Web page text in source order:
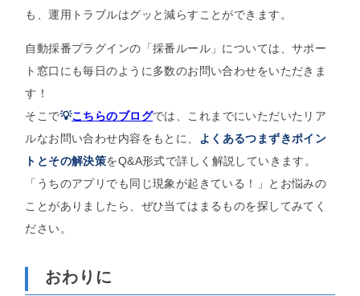
も、運用トラブルはグッと減らすことができます。
自動採番プラグインの「採番ルール」については、サポー
ト窓口にも毎日のように多数のお問い合わせをいただきま
す！
そこで💡こちらのブログでは、これまでにいただいたリア
ルなお問い合わせ内容をもとに、
よくあるつまずきポイン
トとその解決策をQ&A形式で詳しく解説していきます。
「うちのアプリでも同じ現象が起きている！」とお悩みの
ことがありましたら、ぜひ当てはまるものを探してみてく
ださい。
おわりに